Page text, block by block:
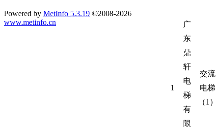
1
广
东
鼎
轩
电
梯
有
限
交流
电梯
（1）
Powered by MetInfo 5.3.19 ©2008-2026
www.metinfo.cn